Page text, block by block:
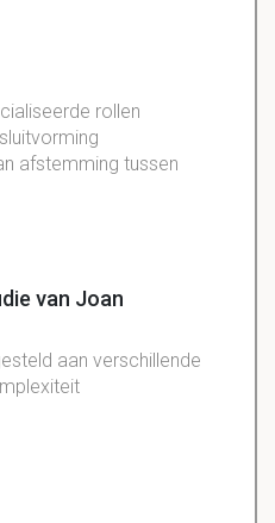
rollen
afstemming tussen
van Joan
aan verschillende